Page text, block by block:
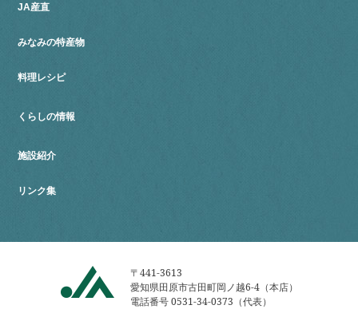
JA産直
みなみの特産物
料理レシピ
くらしの情報
施設紹介
リンク集
〒441-3613
愛知県田原市古田町岡ノ越6-4（本店）
電話番号 0531-34-0373（代表）